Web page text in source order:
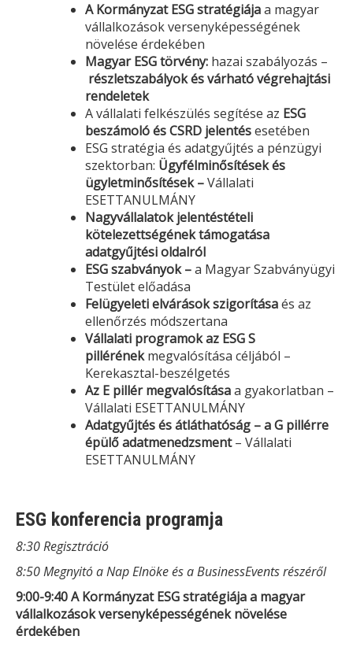
A Kormányzat ESG stratégiájaa magyar
vállalkozások versenyképességének
növelése érdekében
Magyar ESG törvény: hazai szabályozás –
részletszabályok és várható végrehajtási
rendeletek
A vállalati felkészülés segítése az ESG
beszámoló és CSRD jelentésesetében
ESG stratégia és adatgyűjtés a pénzügyi
szektorban: Ügyfélminősítések és
ügyletminősítések –Vállalati
ESETTANULMÁNY
Nagyvállalatok jelentéstételi
kötelezettségének támogatása
adatgyűjtési oldalról
ESG szabványok –a Magyar Szabványügyi
Testület előadása
Felügyeleti elvárások szigorításaés az
ellenőrzés módszertana
Vállalati programok az ESG S
pillérénekmegvalósítása céljából –
Kerekasztal-beszélgetés
Az E pillér megvalósításaa gyakorlatban –
Vállalati ESETTANULMÁNY
Adatgyűjtés és átláthatóság – a G pillérre
épülő adatmenedzsment– Vállalati
ESETTANULMÁNY
ESG konferencia programja
8:30 Regisztráció
8:50 Megnyitó a Nap Elnöke és a BusinessEvents részéről
9:00-9:40 A Kormányzat ESG stratégiája a magyar
vállalkozások versenyképességének növelése
érdekében